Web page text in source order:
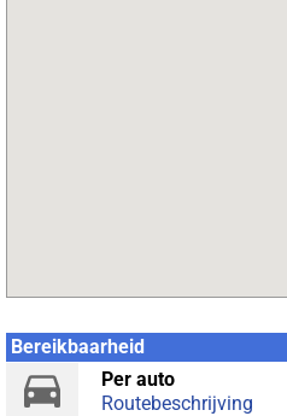
Bereikbaarheid
Per auto
Routebeschrijving